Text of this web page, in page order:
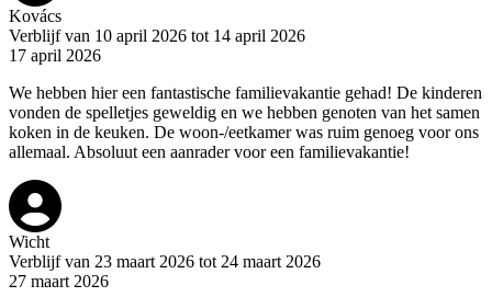
Kovács
Verblijf van 10 april 2026 tot 14 april 2026
17 april 2026
We hebben hier een fantastische familievakantie gehad! De kinderen
vonden de spelletjes geweldig en we hebben genoten van het samen
koken in de keuken. De woon-/eetkamer was ruim genoeg voor ons
allemaal. Absoluut een aanrader voor een familievakantie!
Wicht
Verblijf van 23 maart 2026 tot 24 maart 2026
27 maart 2026